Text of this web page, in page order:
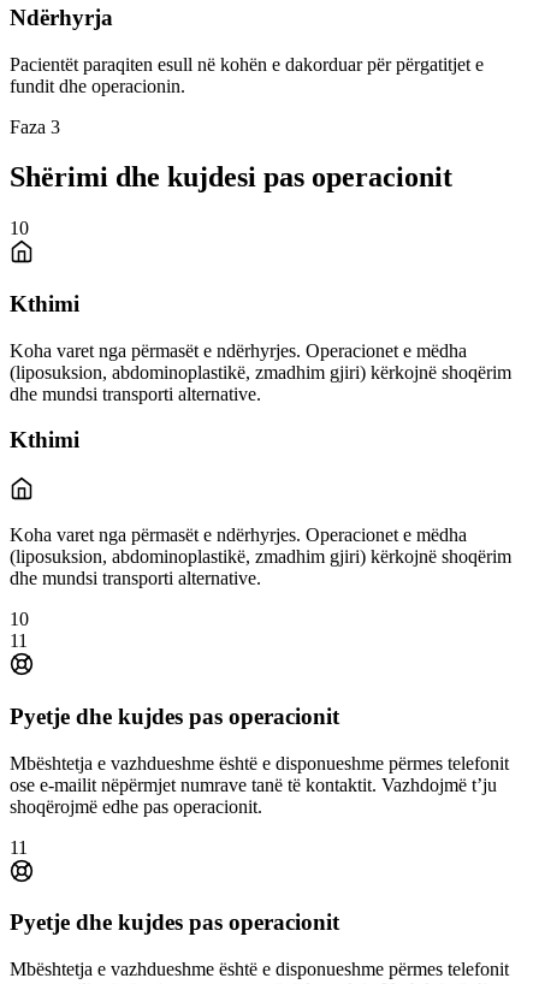
Ndërhyrja
Pacientët paraqiten esull në kohën e dakorduar për përgatitjet e
fundit dhe operacionin.
Faza 3
Shërimi dhe kujdesi pas operacionit
10
Kthimi
Koha varet nga përmasët e ndërhyrjes. Operacionet e mëdha
(liposuksion, abdominoplastikë, zmadhim gjiri) kërkojnë shoqërim
dhe mundsi transporti alternative.
Kthimi
Koha varet nga përmasët e ndërhyrjes. Operacionet e mëdha
(liposuksion, abdominoplastikë, zmadhim gjiri) kërkojnë shoqërim
dhe mundsi transporti alternative.
10
11
Pyetje dhe kujdes pas operacionit
Mbështetja e vazhdueshme është e disponueshme përmes telefonit
ose e-mailit nëpërmjet numrave tanë të kontaktit. Vazhdojmë t’ju
shoqërojmë edhe pas operacionit.
11
Pyetje dhe kujdes pas operacionit
Mbështetja e vazhdueshme është e disponueshme përmes telefonit